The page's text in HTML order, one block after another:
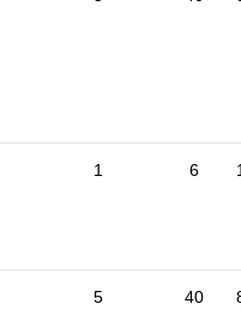
1 6
5 40